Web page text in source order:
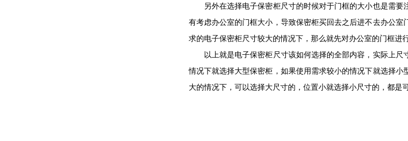
另外在选择电子保密柜尺寸的时候对于门框的大小也是需要
有考虑办公室的门框大小，导致保密柜买回去之后进不去办公
求的电子保密柜尺寸较大的情况下，那么就先对办公室的门框进
以上就是电子保密柜尺寸该如何选择的全部内容，实际上尺
情况下就选择大型保密柜，如果使用需求较小的情况下就选择
大的情况下，可以选择大尺寸的，位置小就选择小尺寸的，都是可